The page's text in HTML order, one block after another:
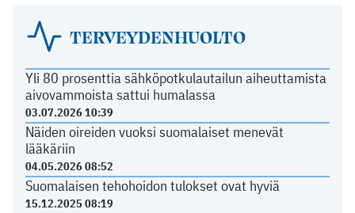
TERVEYDENHUOLTO
Yli 80 prosenttia sähköpotkulautailun aiheuttamista
aivovammoista sattui humalassa
03.07.2026 10:39
Näiden oireiden vuoksi suomalaiset menevät
lääkäriin
04.05.2026 08:52
Suomalaisen tehohoidon tulokset ovat hyviä
15.12.2025 08:19